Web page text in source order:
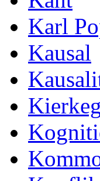
Karl
Kausal